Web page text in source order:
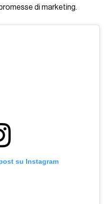
di marketing.
su Instagram